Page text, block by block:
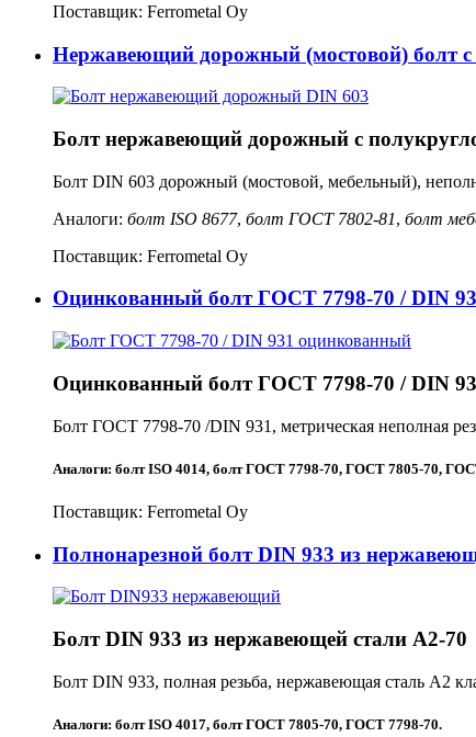
Поставщик: Ferrometal Oy
Нержавеющий дорожный (мостовой) болт
Болт нержавеющий дорожный с
Болт DIN 603 дорожный (мостовой, мебельный),
Аналоги: болт ISO 8677, болт ГОСТ 7802-81, болт
Поставщик: Ferrometal Oy
Оцинкованный болт ГОСТ 7798-70 / DIN
Оцинкованный болт ГОСТ 7798-70 / DIN
Болт ГОСТ 7798-70 /DIN 931, метрическая неполная
Аналоги: болт ISO 4014, болт ГОСТ 7798-70, ГОСТ 7805-70,
Поставщик: Ferrometal Oy
Полнонарезной болт DIN 933 из
Болт DIN 933 из нержавеющей стали A2-70
Болт DIN 933, полная резьба, нержавеющая сталь A2
Аналоги: болт ISO 4017, болт ГОСТ 7805-70, ГОСТ 7798-70.